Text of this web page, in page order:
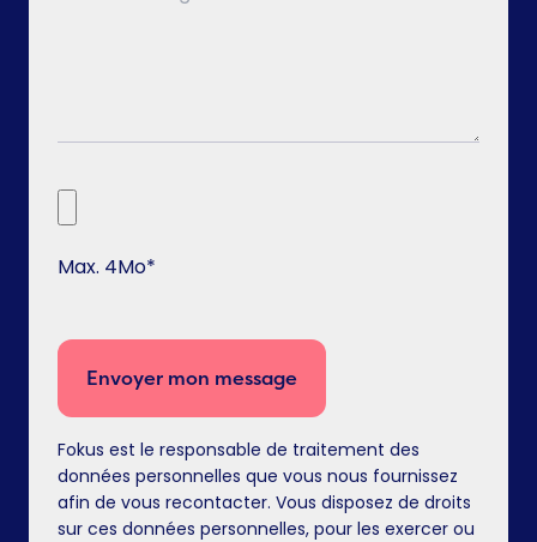
Max. 4Mo*
Envoyer mon message
Fokus est le responsable de traitement des
données personnelles que vous nous fournissez
afin de vous recontacter. Vous disposez de droits
sur ces données personnelles, pour les exercer ou